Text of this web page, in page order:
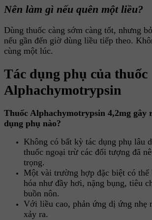
Nên làm gì nếu quên một liều?
Dùng thuốc càng sớm càng tốt, nhưng
nếu gần đến giờ dùng liều tiếp theo.
cùng một lúc.
Tác dụng phụ của thuốc
Alphachymotrypsin
Thuốc Alphachymotrypsin 4,2mg gây
dụng phụ nào?
Không có bất kỳ tác dụng phụ lâu
thuốc ngoại trừ các đối tượng đã
trọng.
Một vài trường hợp đặc biệt có
hóa như đầy hơi, nặng bụng, tiêu
buồn nôn.
Với liều cao, phản ứng dị ứng nhẹ
xảy ra.